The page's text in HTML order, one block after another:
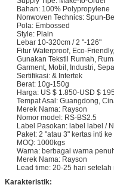
Bahan: 100% Polypropylene
Nonwoven Technics: Spun-
Pola: Embossed
Style: Plain
Lebar 10-320cm / 2 "-126"
Fitur Waterproof, Eco-
Gunakan Tekstil Rumah,
Garment, Mobil, Industri,
Sertifikasi: & Intertek
Berat: 10g-150g
Harga: US $ 1.850-USD $
Tempat Asal: Guangdong,
Merek Nama: Rayson
Nomor model: RS-BS2.5
Label Pasokan: label label /
Paket: 2 "atau 3" kertas inti
MOQ: 1000kgs
Warna: berbagai warna
Merek Nama: Rayson
Lead time: 20-25 hari
Karakteristik: